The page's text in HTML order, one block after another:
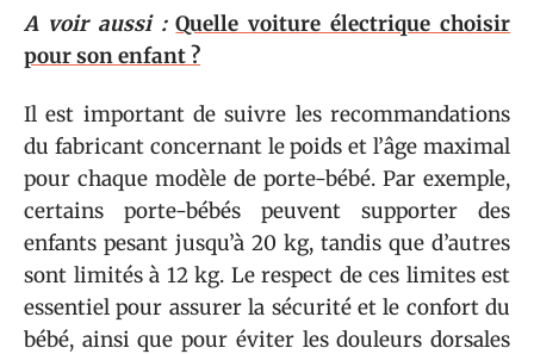
A voir aussi : Quelle voiture électrique choisir
pour son enfant ?
Il est important de suivre les recommandations
du fabricant concernant le poids et l’âge maximal
pour chaque modèle de porte-bébé. Par exemple,
certains porte-bébés peuvent supporter des
enfants pesant jusqu’à 20 kg, tandis que d’autres
sont limités à 12 kg. Le respect de ces limites est
essentiel pour assurer la sécurité et le confort du
bébé, ainsi que pour éviter les douleurs dorsales